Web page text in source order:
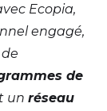
Ecopia,
engagé,
de
un réseau